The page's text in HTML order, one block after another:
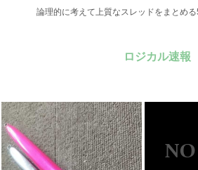
論理的に考えて上質なスレッドをまとめ
ロジカル速報